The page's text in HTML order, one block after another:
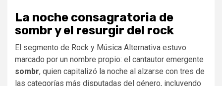
La noche consagratoria de
sombr y el resurgir del rock
El segmento de Rock y Música Alternativa estuvo
marcado por un nombre propio: el cantautor emergente
sombr, quien capitalizó la noche al alzarse con tres de
las categorías más disputadas del género, incluyendo